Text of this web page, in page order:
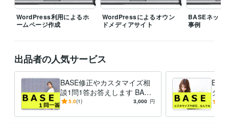
Google スライド:10年Google ドキュメント:10年BASE:5年
EC-CUBE:10年Shopify:5年 STORES:1年カラーミーショップ:2年
Google Analytics:10年
Google Search Console:10年
得意分野
Web制作・HP作成・EC構築 ネットショップ等のWebサイト制作
ホームページ ネットショップ ECサイト ブログ
WordPress
サイト
BASE WEBサイト SEO html
集客・マーケティング相談 WEBやSNS等デジタルマーケティング
WEBサイト Instagram
インスタグラム
ツイッター
フェイスブック LINE メルマガ マーケティング
WordPress利用によるホ
ームページ作成
WordPressによるオウン
ドメディアサイト
BASEネット
事例
出品者の人気サービス
BASE修正やカスタマイズ相
談1問1答お答えします BASE
の使い方や作り方、複雑な商
5.0(1) 3,000 円
タマ
トシ